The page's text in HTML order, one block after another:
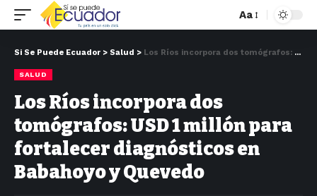
Aa
Si Se Puede Ecuador > Salud > Los Ríos incorpora dos tomógrafos: USD 1 millón para fortalecer diagnósticos en Babahoyo y Quevedo
SALUD
Los Ríos incorpora dos
tomógrafos: USD 1 millón para
fortalecer diagnósticos en
Babahoyo y Quevedo